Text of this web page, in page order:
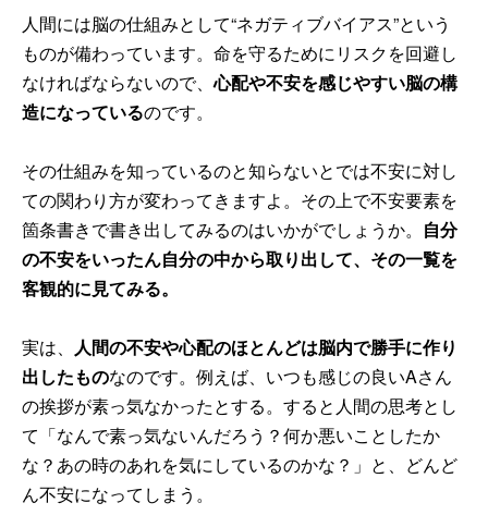
人間には脳の仕組みとして“ネガティブバイアス”という
ものが備わっています。命を守るためにリスクを回避し
なければならないので、心配や不安を感じやすい脳の構
造になっているのです。
その仕組みを知っているのと知らないとでは不安に対し
ての関わり方が変わってきますよ。その上で不安要素を
箇条書きで書き出してみるのはいかがでしょうか。 自分
の不安をいったん自分の中から取り出して、その一覧を
客観的に見てみる。
実は、
人間の不安や心配のほとんどは脳内で勝手に作り
出したものなのです。例えば、いつも感じの良いAさん
の挨拶が素っ気なかったとする。すると人間の思考とし
て「なんで素っ気ないんだろう？何か悪いことしたか
な？あの時のあれを気にしているのかな？」と、どんど
ん不安になってしまう。